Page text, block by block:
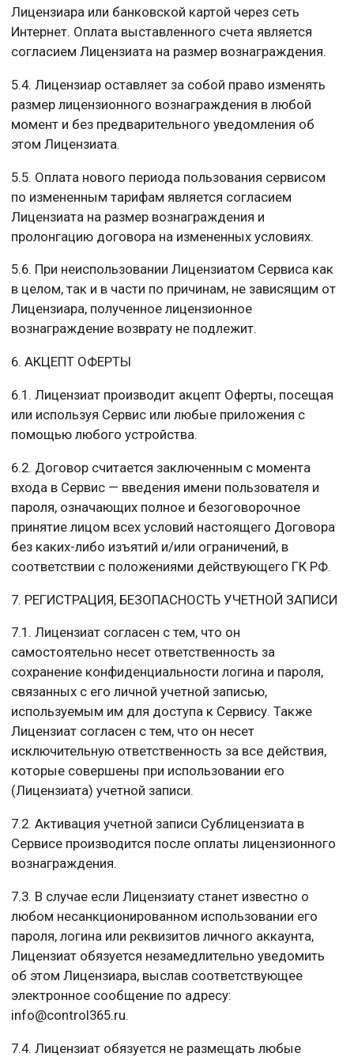
Лицензиара или банковской картой через сеть
Интернет. Оплата выставленного счета является
согласием Лицензиата на размер вознаграждения.
5.4. Лицензиар оставляет за собой право изменять
размер лицензионного вознаграждения в любой
момент и без предварительного уведомления об
этом Лицензиата.
5.5. Оплата нового периода пользования сервисом
по измененным тарифам является согласием
Лицензиата на размер вознаграждения и
пролонгацию договора на измененных условиях.
5.6. При неиспользовании Лицензиатом Сервиса как
в целом, так и в части по причинам, не зависящим от
Лицензиара, полученное лицензионное
вознаграждение возврату не подлежит.
6. АКЦЕПТ ОФЕРТЫ
6.1. Лицензиат производит акцепт Оферты, посещая
или используя Сервис или любые приложения с
помощью любого устройства.
6.2. Договор считается заключенным с момента
входа в Сервис — введения имени пользователя и
пароля, означающих полное и безоговорочное
принятие лицом всех условий настоящего Договора
без каких-либо изъятий и/или ограничений, в
соответствии с положениями действующего ГК РФ.
7. РЕГИСТРАЦИЯ, БЕЗОПАСНОСТЬ УЧЕТНОЙ ЗАПИСИ
7.1. Лицензиат согласен с тем, что он
самостоятельно несет ответственность за
сохранение конфиденциальности логина и пароля,
связанных с его личной учетной записью,
используемым им для доступа к Сервису. Также
Лицензиат согласен с тем, что он несет
исключительную ответственность за все действия,
которые совершены при использовании его
(Лицензиата) учетной записи.
7.2. Активация учетной записи Сублицензиата в
Сервисе производится после оплаты лицензионного
вознаграждения.
7.3. В случае если Лицензиату станет известно о
любом несанкционированном использовании его
пароля, логина или реквизитов личного аккаунта,
Лицензиат обязуется незамедлительно уведомить
об этом Лицензиара, выслав соответствующее
электронное сообщение по адресу:
info@control365.ru.
7.4. Лицензиат обязуется не размещать любые